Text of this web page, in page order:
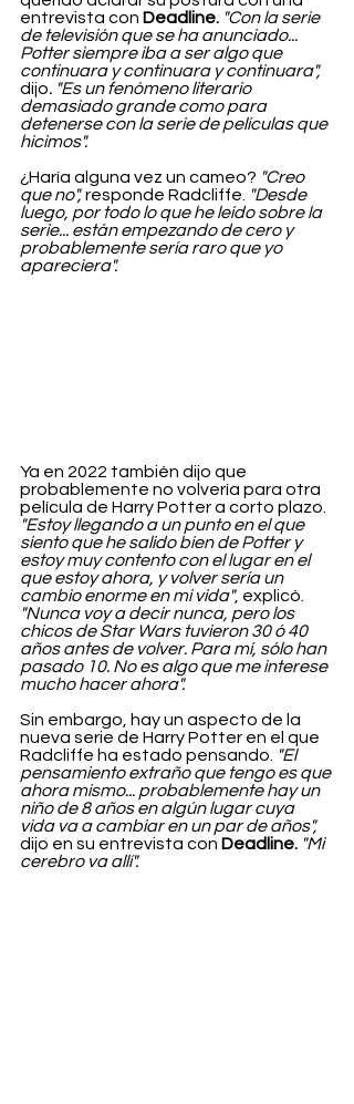
entrevista con Deadline. "Con la serie
de televisión que se ha anunciado...
Potter siempre iba a ser algo que
continuara y continuara y continuara",
dijo. "Es un fenómeno literario
demasiado grande como para
detenerse con la serie de películas que
hicimos".
¿Haría alguna vez un cameo? "Creo
que no", responde Radcliffe.
"Desde
luego, por todo lo que he leído sobre la
serie... están empezando de cero y
probablemente sería raro que yo
apareciera".
Ya en 2022 también dijo que
probablemente no volvería para otra
película de Harry Potter a corto plazo.
"Estoy llegando a un punto en el que
siento que he salido bien de Potter y
estoy muy contento con el lugar en el
que estoy ahora, y volver sería un
cambio enorme en mi vida", explicó.
"Nunca voy a decir nunca, pero los
chicos de Star Wars tuvieron 30 ó 40
años antes de volver. Para mí, sólo han
pasado 10. No es algo que me interese
mucho hacer ahora".
Sin embargo, hay un aspecto de la
nueva serie de Harry Potter en el que
Radcliffe ha estado pensando.
"El
pensamiento extraño que tengo es que
ahora mismo... probablemente hay un
niño de 8 años en algún lugar cuya
vida va a cambiar en un par de años",
dijo en su entrevista con Deadline. "Mi
cerebro va allí".